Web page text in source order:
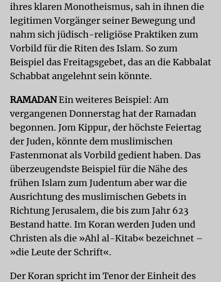
ihres klaren Monotheismus, sah in ihnen die
legitimen Vorgänger seiner Bewegung und
nahm sich jüdisch-religiöse Praktiken zum
Vorbild für die Riten des Islam. So zum
Beispiel das Freitagsgebet, das an die Kabbalat
Schabbat angelehnt sein könnte.
RAMADANEin weiteres Beispiel: Am
vergangenen Donnerstag hat der Ramadan
begonnen. Jom Kippur, der höchste Feiertag
der Juden, könnte dem muslimischen
Fastenmonat als Vorbild gedient haben. Das
überzeugendste Beispiel für die Nähe des
frühen Islam zum Judentum aber war die
Ausrichtung des muslimischen Gebets in
Richtung Jerusalem, die bis zum Jahr 623
Bestand hatte. Im Koran werden Juden und
Christen als die »Ahl al-Kitab« bezeichnet –
»die Leute der Schrift«.
Der Koran spricht im Tenor der Einheit des